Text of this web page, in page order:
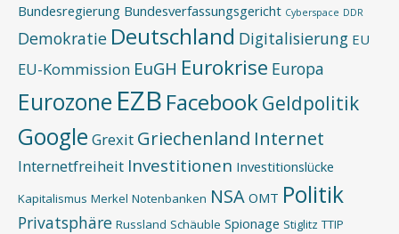
Bundesregierung Bundesverfassungsgericht Cyberspace DDR
Demokratie Deutschland Digitalisierung EU
EU-Kommission EuGH Eurokrise Europa
Eurozone EZB FacebookGeldpolitik
Google Grexit Griechenland Internet
Internetfreiheit Investitionen Investitionslücke
Kapitalismus Merkel Notenbanken NSA OMT Politik
Privatsphäre Russland Schäuble Spionage Stiglitz TTIP